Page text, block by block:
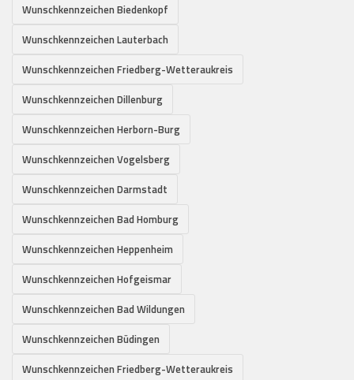
Wunschkennzeichen Biedenkopf
Wunschkennzeichen Lauterbach
Wunschkennzeichen Friedberg-Wetteraukreis
Wunschkennzeichen Dillenburg
Wunschkennzeichen Herborn-Burg
Wunschkennzeichen Vogelsberg
Wunschkennzeichen Darmstadt
Wunschkennzeichen Bad Homburg
Wunschkennzeichen Heppenheim
Wunschkennzeichen Hofgeismar
Wunschkennzeichen Bad Wildungen
Wunschkennzeichen Büdingen
Wunschkennzeichen Friedberg-Wetteraukreis